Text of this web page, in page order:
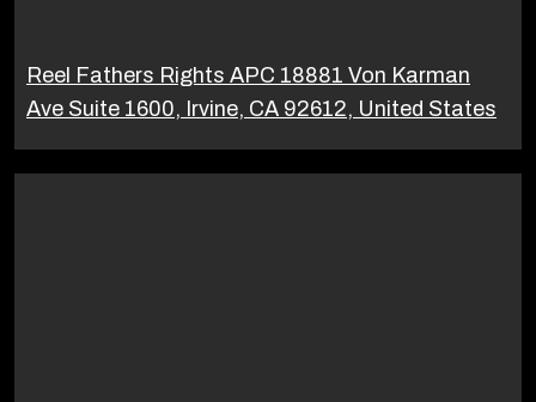
Reel Fathers Rights APC 18881 Von Karman
Ave Suite 1600, Irvine, CA 92612, United States